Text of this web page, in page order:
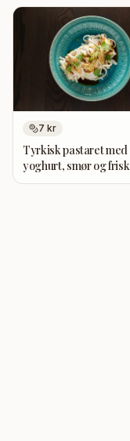
7 kr
Tyrkisk pastaret med
yoghurt, smør og frisk
mynte